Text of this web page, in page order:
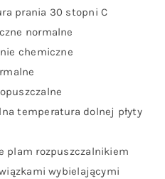
prania 30 stopni C
normalne
chemiczne
temperatura dolnej płyty
plam rozpuszczalnikiem
wybielającymi